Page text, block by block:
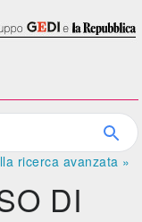
ricerca avanzata »
DI